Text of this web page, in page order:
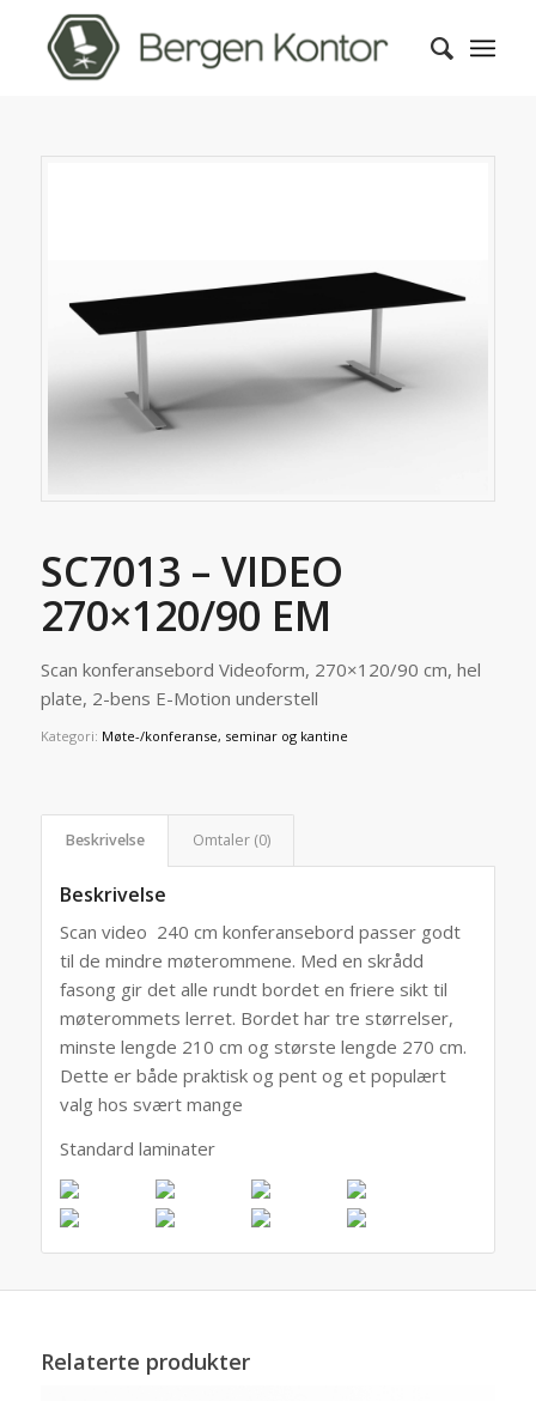
SC7013 – VIDEO
270×120/90 EM
Scan konferansebord Videoform, 270×120/90 cm, hel
plate, 2-bens E-Motion understell
Kategori: Møte-/konferanse, seminar og kantine
Beskrivelse Omtaler (0)
Beskrivelse
Scan video 240 cm konferansebord passer godt
til de mindre møterommene. Med en skrådd
fasong gir det alle rundt bordet en friere sikt til
møterommets lerret. Bordet har tre størrelser,
minste lengde 210 cm og største lengde 270 cm.
Dette er både praktisk og pent og et populært
valg hos svært mange
Standard laminater
Relaterte produkter